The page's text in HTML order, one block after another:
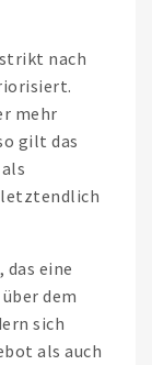
nach
mehr
gilt das
letztendlich
eine
dem
sich
als auch